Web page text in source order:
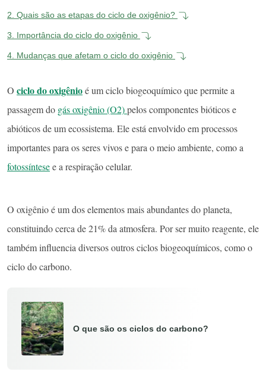
2. Quais são as etapas do ciclo de oxigênio?
3. Importância do ciclo do oxigênio
4. Mudanças que afetam o ciclo do oxigênio
O ciclo do oxigênioé um ciclo biogeoquímico que permite a
passagem do gás oxigênio (O2)pelos componentes bióticos e
abióticos de um ecossistema. Ele está envolvido em processos
importantes para os seres vivos e para o meio ambiente, como a
fotossíntesee a respiração celular.
O oxigênio é um dos elementos mais abundantes do planeta,
constituindo cerca de 21% da atmosfera. Por ser muito reagente, ele
também influencia diversos outros ciclos biogeoquímicos, como o
ciclo do carbono.
O que são os ciclos do carbono?